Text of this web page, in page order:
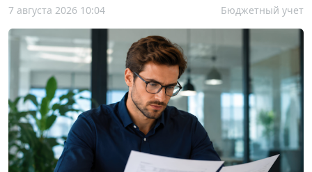
7 августа 2026 10:04 Бюджетный учет